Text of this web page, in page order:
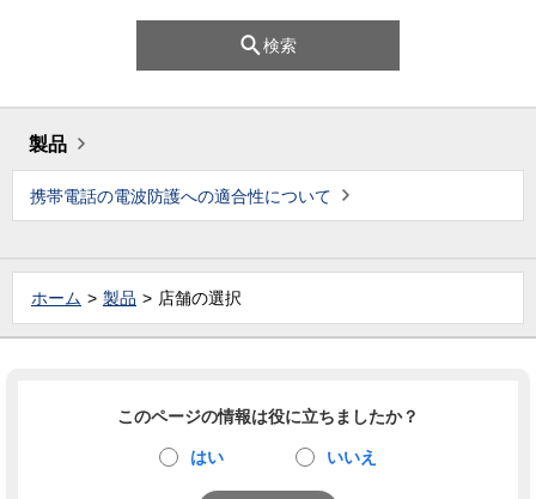
検索
製品
携帯電話の電波防護への適合性について
ホーム 製品 店舗の選択
このページの情報は役に立ちましたか？
はい いいえ